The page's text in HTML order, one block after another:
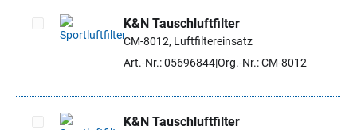
Artikel auswählen
K&N Tauschluftfilter
CM-8012, Luftfiltereinsatz
Art.-Nr.: 05696844Org.-Nr.: CM-8012
K&N Tauschluftfilter